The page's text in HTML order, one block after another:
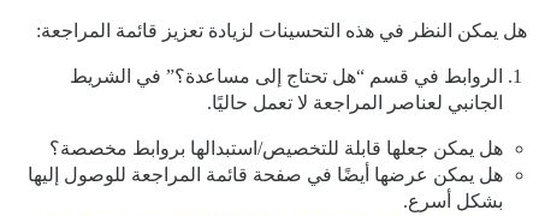
هل يمكن النظر في هذه التحسينات لزيادة تعزيز قائمة المراجعة:
الروابط في قسم “هل تحتاج إلى مساعدة؟” في الشريط
الجانبي لعناصر المراجعة لا تعمل حاليًا.
هل يمكن جعلها قابلة للتخصيص/استبدالها بروابط مخصصة؟
هل يمكن عرضها أيضًا في صفحة قائمة المراجعة للوصول إليها
بشكل أسرع.